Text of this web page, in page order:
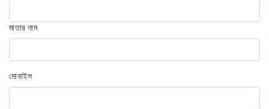
মাতার নাম
মোবাইল